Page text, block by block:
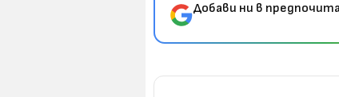
Добави ни в